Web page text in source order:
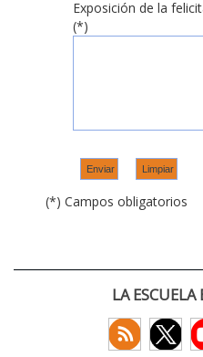
Exposición de la
(*)
(*) Campos obligatorios
LA ESCUELA